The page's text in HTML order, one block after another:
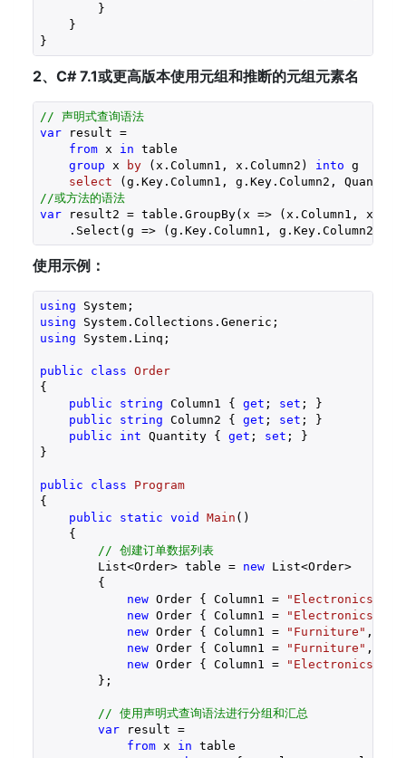
        }
    }
}
2、C# 7.1或更高版本使用元组和推断的元组元素名
// 声明式查询语法
var result =
from x in table
group x by ( x.Column1, x.Column2 ) into g
select (g.Key.Column1, g.Key.Column2,
//或方法的语法
var result2 = table.GroupBy(x => (x.Column1,
.Select(g => (g.Key.Column1, g.Key.Column2,
使用示例：
using
using
using System.Linq;
public class Order
{
public
string Column1 { get ; set ; }
public
string Column2 { get ; set ; }
public
int Quantity { get ; set ; }
}
public class
Program
{
public
static void Main ( )
{
// 创建订单数据列表
        List<Order> table =
new List<Order>
        {
new Order { Column1 = "Electronics"
new Order { Column1 = "Electronics"
new Order { Column1 = "Furniture" ,
new Order { Column1 = "Furniture" ,
new Order { Column1 = "Electronics"
        };
// 使用声明式查询语法进行分组和汇总
var result =
from x in table